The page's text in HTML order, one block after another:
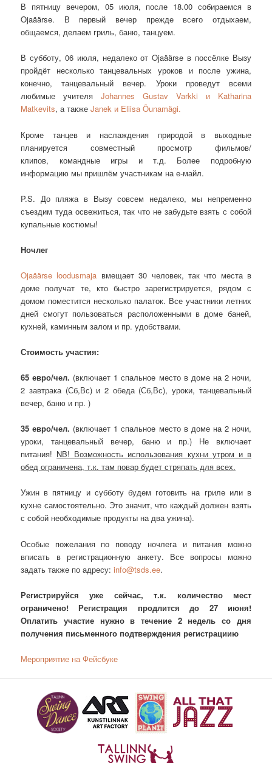
В пятницу вечером, 05 июля, после 18.00 собираемся в
Ojaäärse. В первый вечер прежде всего отдыхаем,
общаемся, делаем гриль, баню, танцуем.
В субботу, 06 июля, недалеко от Ojaäärse в поссёлке Вызу
пройдёт несколько танцевальных уроков и после ужина,
конечно, танцевальный вечер. Уроки проведут всеми
любимые учителяJohannes Gustav Varkki и Katharina
Matkevits, а такжеJanek и Eliisa Õunamägi.
Кроме танцев и наслаждения природой в выходные
планируется совместный просмотр фильмов/
клипов, командные игры и т.д. Более подробную
информацию мы пришлём участникам на е-майл.
P.S. До пляжа в Вызу совсем недалеко, мы непременно
съездим туда освежиться, так что не забудьте взять с собой
купальные костюмы!
Ночлег
Ojaäärse loodusmaja вмещает 30 человек, так что места в
доме получат те, кто быстро зарегистрируется, рядом с
домом поместится несколько палаток. Все участники летних
дней смогут пользоваться расположенными в доме баней,
кухней, каминным залом и пр. удобствами.
Стоимость участия:
65 евро/чел. (включает 1 спальное место в доме на 2 ночи,
2 завтрака (Сб,Вс) и 2 обеда (Сб,Вс), уроки, танцевальный
вечер, баню и пр. )
35 евро/чел. (включает 1 спальное место в доме на 2 ночи,
уроки, танцевальный вечер, баню и пр.) Не включает
питания! NB! Возможность использования кухни утром и в
обед ограничена, т.к. там повар будет стряпать для всех.
Ужин в пятницу и субботу будем готовить на гриле или в
кухне самостоятельно. Это значит, что каждый должен взять
с собой необходимые продукты на два ужина).
Особые пожелания по поводу ночлега и питания можно
вписать в регистрационную анкету. Все вопросы можно
задать также по адресу:info@tsds.ee.
Регистрируйся уже сейчас, т.к. количество мест
ограничено! Регистрация продлится до 27 июня!
Оплатить участие нужно в течение 2 недель со дня
получения письменного подтверждения регистрациию
Мероприятие на Фейсбуке